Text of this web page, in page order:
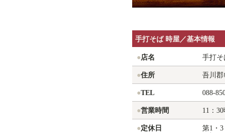
手打そば 時屋／基本情報
●店名 手打そ
●住所 吾川郡
●TEL 088-
●営業時間 11：
●定休日
第1・